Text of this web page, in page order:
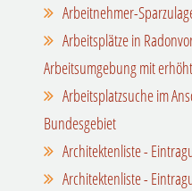
Arbeitnehmer-
Arbeitsplätze in
Arbeitsumgebung mit
Arbeitsplatzsuche im
Bundesgebiet
Architektenliste -
Architektenliste -